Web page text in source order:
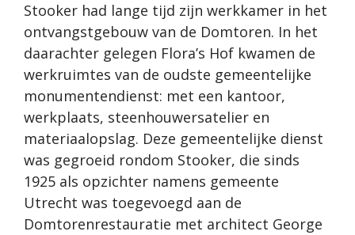
Stooker had lange tijd zijn werkkamer in het
ontvangstgebouw van de Domtoren. In het
daarachter gelegen Flora’s Hof kwamen de
werkruimtes van de oudste gemeentelijke
monumentendienst: met een kantoor,
werkplaats, steenhouwersatelier en
materiaalopslag. Deze gemeentelijke dienst
was gegroeid rondom Stooker, die sinds
1925 als opzichter namens gemeente
Utrecht was toegevoegd aan de
Domtorenrestauratie met architect George